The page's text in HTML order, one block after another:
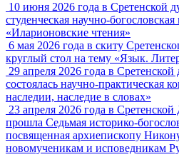
10 июня 2026 года в Сретенской
студенческая научно-
«Иларионовские чтения»
6 мая 2026 года в скиту
круглый стол на тему «Язык.
29 апреля 2026 года в
состоялась научно-практическая
наследии, наследие в словах»
23 апреля 2026 года в
прошла Седьмая историко-
посвященная архиепископу
новомученикам и исповедникам